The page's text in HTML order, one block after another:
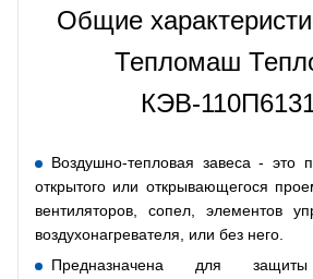
Общие
Тепломаш
КЭВ-
Воздушно-тепловая завеса - это
открытого или открывающегося
вентиляторов, сопел, элементов
воздухонагревателя, или без него.
Предназначена для